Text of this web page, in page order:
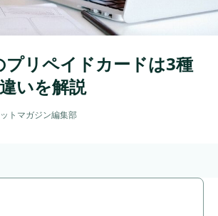
プリペイドカードは3種
いを解説
トマガジン編集部